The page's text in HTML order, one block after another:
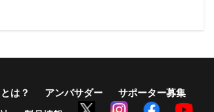
は？ アンバサダー
サポーター募集